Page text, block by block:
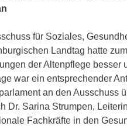
für Soziales,
Landtag hatte
der Altenpflege besser
war ein entsprechender
an den Ausschuss
Dr. Sarina Strumpen,
Fachkräfte in den